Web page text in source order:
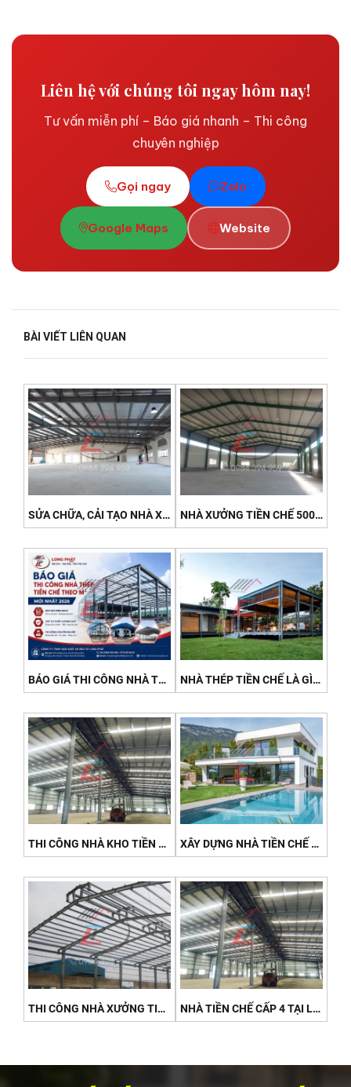
Liên hệ với chúng tôi ngay hôm nay!
Tư vấn miễn phí – Báo giá nhanh – Thi công
chuyên nghiệp
Gọi ngay Zalo
Google Maps Website
BÀI VIẾT LIÊN QUAN
SỬA CHỮA, CẢI TẠO NHÀ XƯỞNG TIỀN CHẾ CŨ XUỐNG CẤP - NHANH, TRIỆT ĐỂ 2026 NHÀ XƯỞNG TIỀN CHẾ 500M² - 1000M²: CHI PHÍ VÀ THỜI GIAN THI CÔNG 2026
BÁO GIÁ THI CÔNG NHÀ THÉP TIỀN CHẾ THEO M² MỚI NHẤT 2026 NHÀ THÉP TIỀN CHẾ LÀ GÌ? CẤU TẠO, ƯU ĐIỂM VÀ ỨNG DỤNG PHỔ BIẾN 2026
THI CÔNG NHÀ KHO TIỀN CHẾ TẠI ĐẤT ĐỎ - BẢO QUẢN HÀNG HÓA BỀN VỮNG 2026 XÂY DỰNG NHÀ TIỀN CHẾ NGHỈ DƯỠNG TẠI XUYÊN MỘC (HỒ TRÀM) - NHANH, ĐẸP, TIẾT KIỆM 2026
THI CÔNG NHÀ XƯỞNG TIỀN CHẾ TẠI KCN CÁI MÉP - TRỌN GÓI, ĐÚNG TIẾN ĐỘ 2026 NHÀ TIỀN CHẾ CẤP 4 TẠI LONG ĐIỀN - GIẢI PHÁP TIẾT KIỆM CHO GIA ĐÌNH 2026